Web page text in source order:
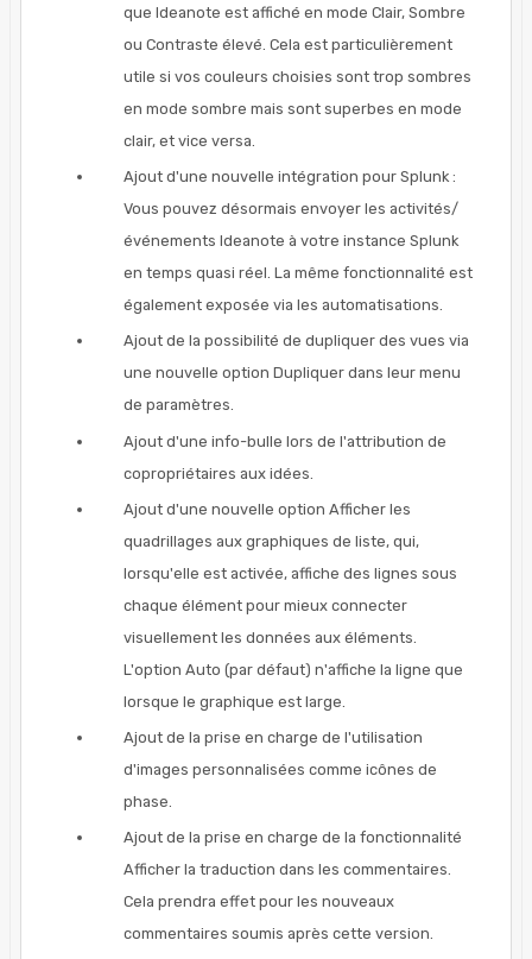
que Ideanote est affiché en mode Clair, Sombre
ou Contraste élevé. Cela est particulièrement
utile si vos couleurs choisies sont trop sombres
en mode sombre mais sont superbes en mode
clair, et vice versa.
Ajout d'une nouvelle intégration pour Splunk :
Vous pouvez désormais envoyer les activités/
événements Ideanote à votre instance Splunk
en temps quasi réel. La même fonctionnalité est
également exposée via les automatisations.
Ajout de la possibilité de dupliquer des vues via
une nouvelle option Dupliquer dans leur menu
de paramètres.
Ajout d'une info-bulle lors de l'attribution de
copropriétaires aux idées.
Ajout d'une nouvelle option Afficher les
quadrillages aux graphiques de liste, qui,
lorsqu'elle est activée, affiche des lignes sous
chaque élément pour mieux connecter
visuellement les données aux éléments.
L'option Auto (par défaut) n'affiche la ligne que
lorsque le graphique est large.
Ajout de la prise en charge de l'utilisation
d'images personnalisées comme icônes de
phase.
Ajout de la prise en charge de la fonctionnalité
Afficher la traduction dans les commentaires.
Cela prendra effet pour les nouveaux
commentaires soumis après cette version.